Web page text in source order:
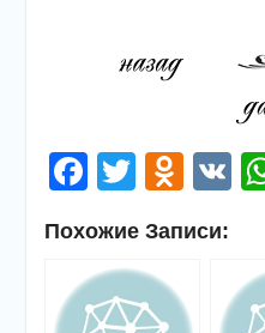
Facebook
Twitter
Похожие Записи: